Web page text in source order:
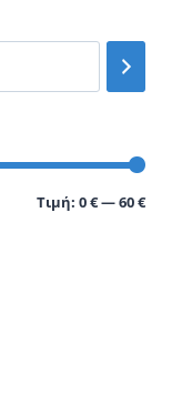
Τιμή: 0 €—60 €